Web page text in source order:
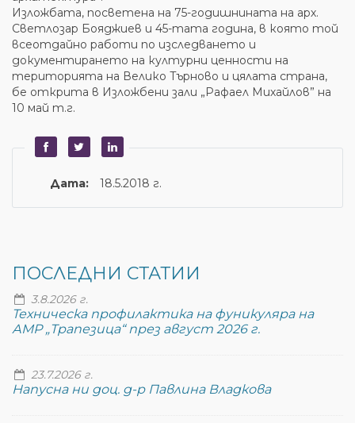
Изложбата, посветена на 75-годишнината на арх.
Светлозар Бояджиев и 45-тата година, в която той
всеотдайно работи по изследването и
документирането на културни ценности на
територията на Велико Търново и цялата страна,
бе открита в Изложбени зали „Рафаел Михайлов” на
10 май т.г.
Дата: 18.5.2018 г.
ПОСЛЕДНИ СТАТИИ
3.8.2026 г.
Техническа профилактика на фуникуляра на
АМР „Трапезица“ през август 2026 г.
23.7.2026 г.
Напусна ни доц. д-р Павлина Владкова